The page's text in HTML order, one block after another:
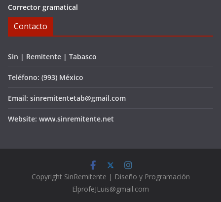
Corrector gramatical
Contacto
Sin | Remitente | Tabasco
Teléfono: (993) México
Email: sinremitentetab@gmail.com
Website: www.sinremitente.net
Copyright SinRemitente | Diseño y Programación
ElprofeJLuis@gmail.com